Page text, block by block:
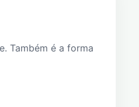
Também é a forma